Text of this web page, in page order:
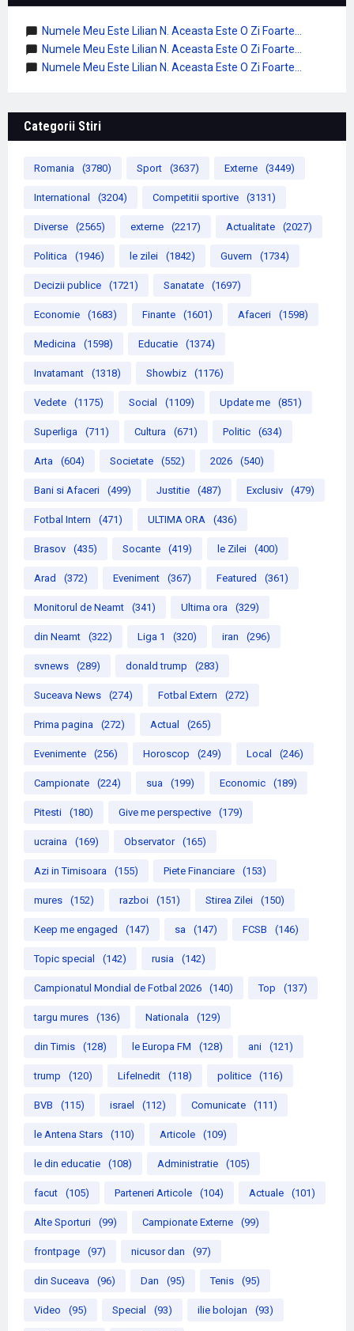
Numele Meu Este Lilian N. Aceasta Este O Zi Foarte...
Numele Meu Este Lilian N. Aceasta Este O Zi Foarte...
Numele Meu Este Lilian N. Aceasta Este O Zi Foarte...
Categorii Stiri
Romania (3780) Sport (3637) Externe (3449)
International (3204) Competitii sportive (3131)
Diverse (2565) externe (2217) Actualitate (2027)
Politica (1946) le zilei (1842) Guvern (1734)
Decizii publice (1721) Sanatate (1697)
Economie (1683) Finante (1601) Afaceri (1598)
Medicina (1598) Educatie (1374)
Invatamant (1318) Showbiz (1176)
Vedete (1175) Social (1109) Update me (851)
Superliga (711) Cultura (671) Politic (634)
Arta (604) Societate (552) 2026 (540)
Bani si Afaceri (499) Justitie (487) Exclusiv (479)
Fotbal Intern (471) ULTIMA ORA (436)
Brasov (435) Socante (419) le Zilei (400)
Arad (372) Eveniment (367) Featured (361)
Monitorul de Neamt (341) Ultima ora (329)
din Neamt (322) Liga 1 (320) iran (296)
svnews (289) donald trump (283)
Suceava News (274) Fotbal Extern (272)
Prima pagina (272) Actual (265)
Evenimente (256) Horoscop (249) Local (246)
Campionate (224) sua (199) Economic (189)
Pitesti (180) Give me perspective (179)
ucraina (169) Observator (165)
Azi in Timisoara (155) Piete Financiare (153)
mures (152) razboi (151) Stirea Zilei (150)
Keep me engaged (147) sa (147) FCSB (146)
Topic special (142) rusia (142)
Campionatul Mondial de Fotbal 2026 (140) Top (137)
targu mures (136) Nationala (129)
din Timis (128) le Europa FM (128) ani (121)
trump (120) LifeInedit (118) politice (116)
BVB (115) israel (112) Comunicate (111)
le Antena Stars (110) Articole (109)
le din educatie (108) Administratie (105)
facut (105) Parteneri Articole (104) Actuale (101)
Alte Sporturi (99) Campionate Externe (99)
frontpage (97) nicusor dan (97)
din Suceava (96) Dan (95) Tenis (95)
Video (95) Special (93) ilie bolojan (93)